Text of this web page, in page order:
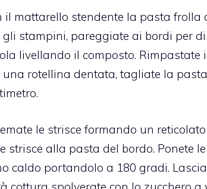
il mattarello stendente la pasta frolla
gli stampini, pareggiate ai bordi per
livellando il composto.
una rotellina dentata, tagliate la
le strisce formando un
strisce alla pasta del bordo. Ponete
caldo portandolo a 180 gradi.